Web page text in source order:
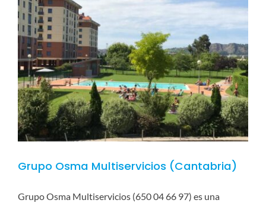
Grupo Osma Multiservicios (Cantabria)
Grupo Osma Multiservicios (650 04 66 97) es una